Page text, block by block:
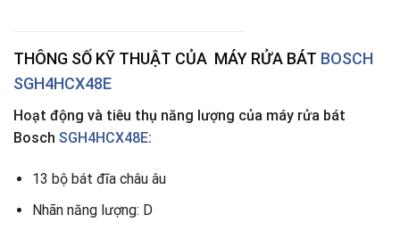
THÔNG SỐ KỸ THUẬT CỦA MÁY RỬA BÁT BOSCH
SGH4HCX48E
Hoạt động và tiêu thụ năng lượng của máy rửa bát
Bosch SGH4HCX48E:
13 bộ bát đĩa châu âu
Nhãn năng lượng: D